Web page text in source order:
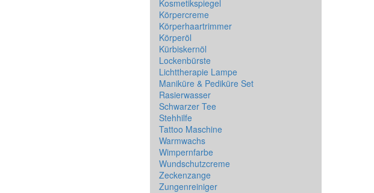
Kosmetikspiegel
Körpercreme
Körperhaartrimmer
Körperöl
Kürbiskernöl
Lockenbürste
Lichttherapie Lampe
Maniküre & Pediküre Set
Rasierwasser
Schwarzer Tee
Stehhilfe
Tattoo Maschine
Warmwachs
Wimpernfarbe
Wundschutzcreme
Zeckenzange
Zungenreiniger